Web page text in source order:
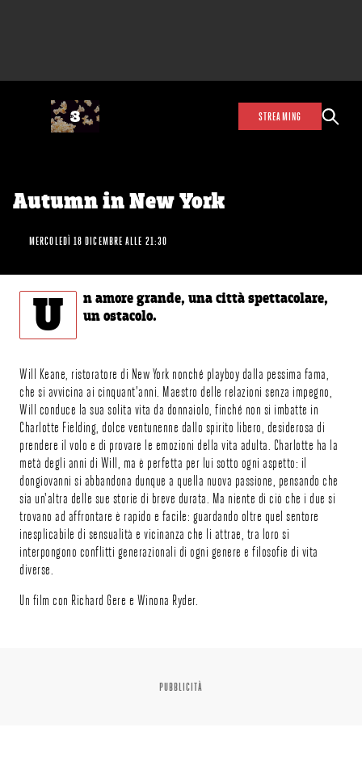
STREAMING
Autumn in New York
MERCOLEDÌ 18 DICEMBRE ALLE 21:30
U
n amore grande, una città spettacolare,
un ostacolo.
Will Keane, ristoratore di New York nonché playboy dalla pessima fama,
che si avvicina ai cinquant’anni. Maestro delle relazioni senza impegno,
Will conduce la sua solita vita da donnaiolo, finché non si imbatte in
Charlotte Fielding, dolce ventunenne dallo spirito libero, desiderosa di
prendere il volo e di provare le emozioni della vita adulta. Charlotte ha la
metà degli anni di Will, ma è perfetta per lui sotto ogni aspetto: il
dongiovanni si abbandona dunque a quella nuova passione, pensando che
sia un'altra delle sue storie di breve durata. Ma niente di ciò che i due si
trovano ad affrontare è rapido e facile: guardando oltre quel sentore
inesplicabile di sensualità e vicinanza che li attrae, tra loro si
interpongono conflitti generazionali di ogni genere e filosofie di vita
diverse.
Un film con Richard Gere e Winona Ryder.
PUBBLICITÀ